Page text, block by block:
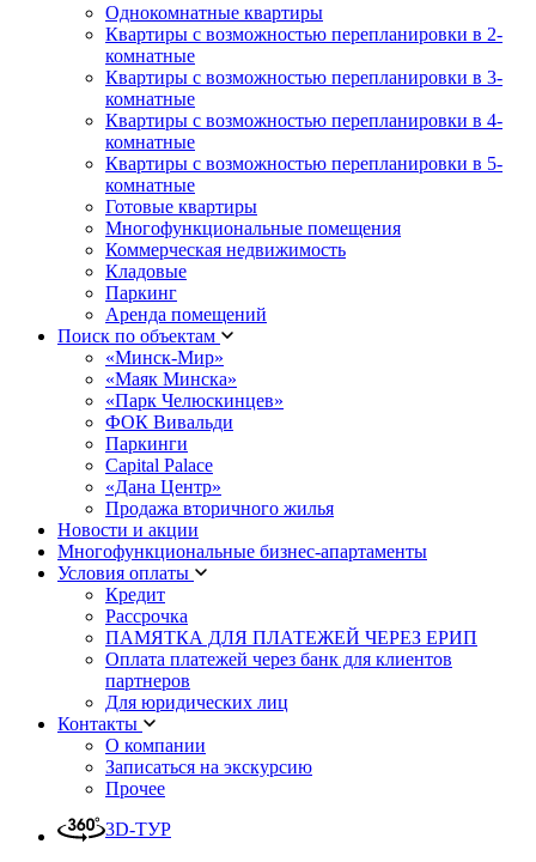
Однокомнатные квартиры
Квартиры с возможностью перепланировки в 2-
комнатные
Квартиры с возможностью перепланировки в 3-
комнатные
Квартиры с возможностью перепланировки в 4-
комнатные
Квартиры с возможностью перепланировки в 5-
комнатные
Готовые квартиры
Многофункциональные помещения
Коммерческая недвижимость
Кладовые
Паркинг
Аренда помещений
Поиск по объектам
«Минск-Мир»
«Маяк Минска»
«Парк Челюскинцев»
ФОК Вивальди
Паркинги
Capital Palace
«Дана Центр»
Продажа вторичного жилья
Новости и акции
Многофункциональные бизнес-апартаменты
Условия оплаты
Кредит
Рассрочка
ПАМЯТКА ДЛЯ ПЛАТЕЖЕЙ ЧЕРЕЗ ЕРИП
Оплата платежей через банк для клиентов
партнеров
Для юридических лиц
Контакты
О компании
Записаться на экскурсию
Прочее
3D-ТУР